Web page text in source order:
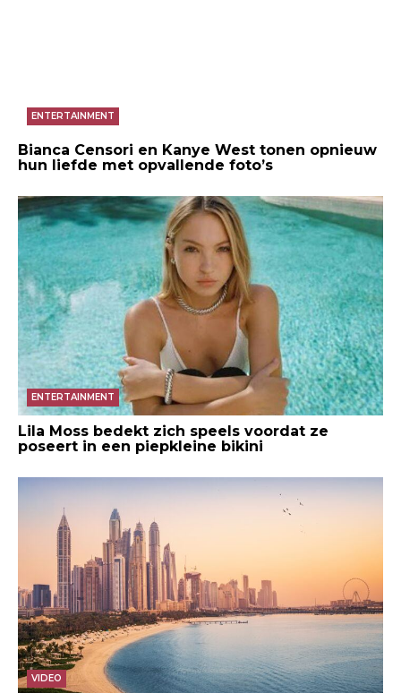
ENTERTAINMENT
Bianca Censori en Kanye West tonen opnieuw
hun liefde met opvallende foto’s
ENTERTAINMENT
Lila Moss bedekt zich speels voordat ze
poseert in een piepkleine bikini
VIDEO